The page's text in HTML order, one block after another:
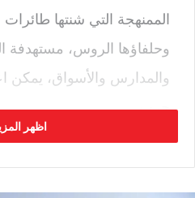
الممنهجة التي شنتها
وحلفاؤها الروس، مستهدفة
والمدارس والأسواق، يمكن
حرب.
اظهر